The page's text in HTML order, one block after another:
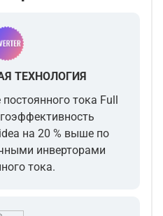
ТЕХНОЛОГИЯ
тока Full
на 20 % выше по
инверторами
тока.